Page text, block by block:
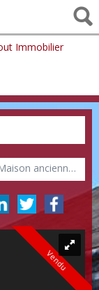
ancienne VM1918
Vendu